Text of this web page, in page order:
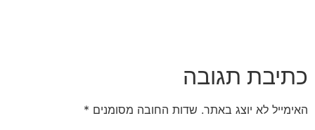
כתיבת תגובה
האימייל לא יוצג באתר. שדות החובה מסומנים *